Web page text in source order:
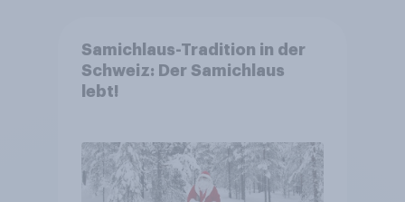
Samichlaus-Tradition in der
Schweiz: Der Samichlaus
lebt!